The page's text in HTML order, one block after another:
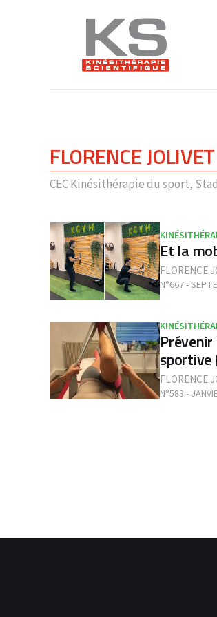
FLORENCE JOLIVET
CEC Kinésithérapie du sport,
Et la
FLORENCE
N°667 -
sportive
FLORENCE
N°583 -